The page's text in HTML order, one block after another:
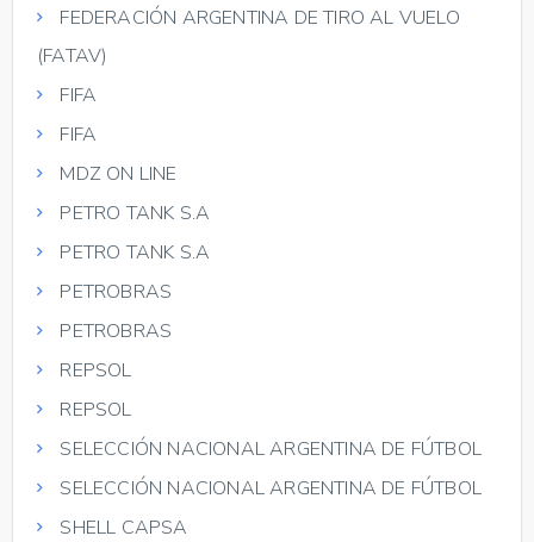
FEDERACIÓN ARGENTINA DE TIRO AL VUELO
(FATAV)
FIFA
FIFA
MDZ ON LINE
PETRO TANK S.A
PETRO TANK S.A
PETROBRAS
PETROBRAS
REPSOL
REPSOL
SELECCIÓN NACIONAL ARGENTINA DE FÚTBOL
SELECCIÓN NACIONAL ARGENTINA DE FÚTBOL
SHELL CAPSA